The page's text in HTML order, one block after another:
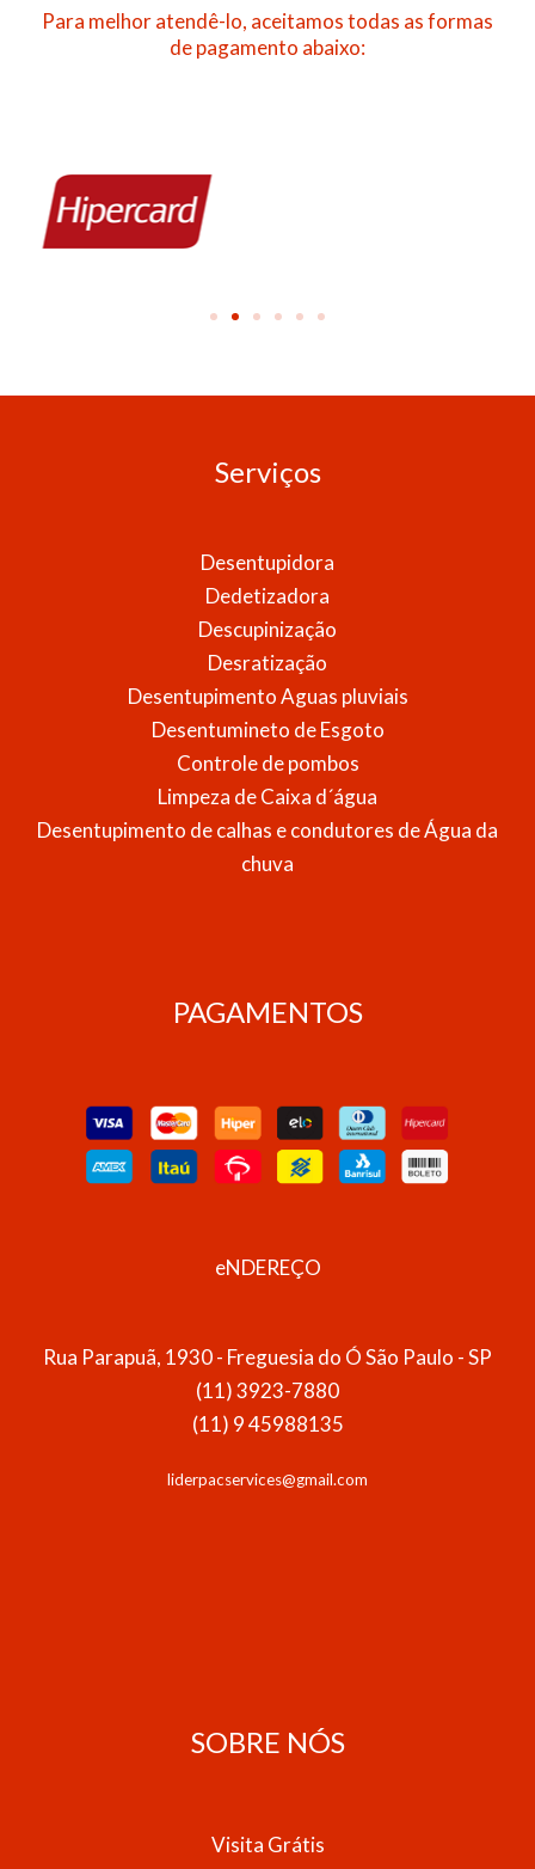
Para melhor atendê-lo, aceitamos todas as formas
de pagamento abaixo:
Serviços
Desentupidora
Dedetizadora
Descupinização
Desratização
Desentupimento Aguas pluviais
Desentumineto de Esgoto
Controle de pombos
Limpeza de Caixa d´água
Desentupimento de calhas e condutores de Água da
chuva
PAGAMENTOS
eNDEREÇO
Rua Parapuã, 1930 - Freguesia do Ó São Paulo - SP
(11) 3923-7880
(11) 9 45988135
liderpacservices@gmail.com
SOBRE NÓS
Visita Grátis